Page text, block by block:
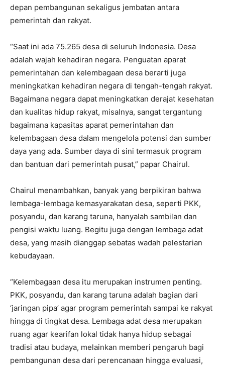
depan pembangunan sekaligus jembatan antara
pemerintah dan rakyat.
“Saat ini ada 75.265 desa di seluruh Indonesia. Desa
adalah wajah kehadiran negara. Penguatan aparat
pemerintahan dan kelembagaan desa berarti juga
meningkatkan kehadiran negara di tengah-tengah rakyat.
Bagaimana negara dapat meningkatkan derajat kesehatan
dan kualitas hidup rakyat, misalnya, sangat tergantung
bagaimana kapasitas aparat pemerintahan dan
kelembagaan desa dalam mengelola potensi dan sumber
daya yang ada. Sumber daya di sini termasuk program
dan bantuan dari pemerintah pusat,” papar Chairul.
Chairul menambahkan, banyak yang berpikiran bahwa
lembaga-lembaga kemasyarakatan desa, seperti PKK,
posyandu, dan karang taruna, hanyalah sambilan dan
pengisi waktu luang. Begitu juga dengan lembaga adat
desa, yang masih dianggap sebatas wadah pelestarian
kebudayaan.
“Kelembagaan desa itu merupakan instrumen penting.
PKK, posyandu, dan karang taruna adalah bagian dari
‘jaringan pipa’ agar program pemerintah sampai ke rakyat
hingga di tingkat desa. Lembaga adat desa merupakan
ruang agar kearifan lokal tidak hanya hidup sebagai
tradisi atau budaya, melainkan memberi pengaruh bagi
pembangunan desa dari perencanaan hingga evaluasi,